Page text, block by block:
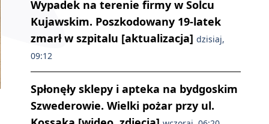
Wichura w Nowem. Fot. Maria Ken-Kajnowska
Wypadek na terenie firmy w Solcu
Kujawskim. Poszkodowany 19-latek
zmarł w szpitalu [aktualizacja] dzisiaj,
09:12
Spłonęły sklepy i apteka na bydgoskim
Szwederowie. Wielki pożar przy ul.